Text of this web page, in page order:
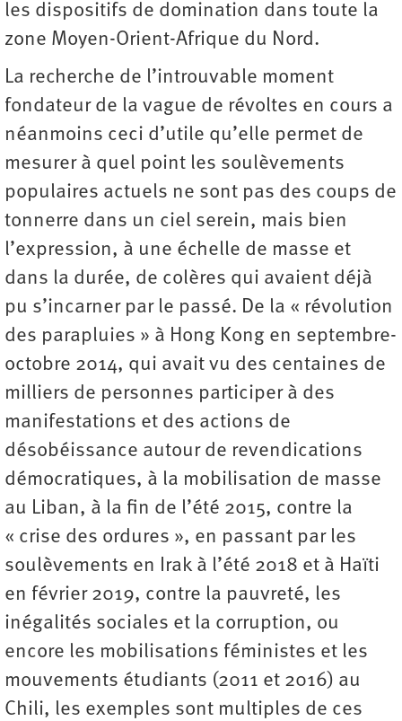
les dispositifs de domination dans toute la
zone Moyen-Orient-Afrique du Nord.
La recherche de l’introuvable moment
fondateur de la vague de révoltes en cours a
néanmoins ceci d’utile qu’elle permet de
mesurer à quel point les soulèvements
populaires actuels ne sont pas des coups de
tonnerre dans un ciel serein, mais bien
l’expression, à une échelle de masse et
dans la durée, de colères qui avaient déjà
pu s’incarner par le passé. De la « révolution
des parapluies » à Hong Kong en septembre-
octobre 2014, qui avait vu des centaines de
milliers de personnes participer à des
manifestations et des actions de
désobéissance autour de revendications
démocratiques, à la mobilisation de masse
au Liban, à la fin de l’été 2015, contre la
« crise des ordures », en passant par les
soulèvements en Irak à l’été 2018 et à Haïti
en février 2019, contre la pauvreté, les
inégalités sociales et la corruption, ou
encore les mobilisations féministes et les
mouvements étudiants (2011 et 2016) au
Chili, les exemples sont multiples de ces